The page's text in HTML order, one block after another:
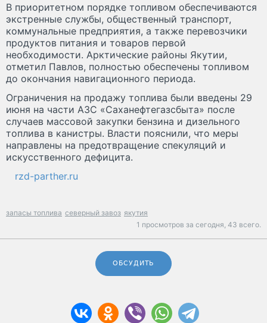
В приоритетном порядке топливом обеспечиваются
экстренные службы, общественный транспорт,
коммунальные предприятия, а также перевозчики
продуктов питания и товаров первой
необходимости. Арктические районы Якутии,
отметил Павлов, полностью обеспечены топливом
до окончания навигационного периода.
Ограничения на продажу топлива были введены 29
июня на части АЗС «Саханефтегазсбыта» после
случаев массовой закупки бензина и дизельного
топлива в канистры. Власти пояснили, что меры
направлены на предотвращение спекуляций и
искусственного дефицита.
rzd-parther.ru
запасы топлива северный завоз якутия
1 просмотров за сегодня, 43 всего.
ОБСУДИТЬ